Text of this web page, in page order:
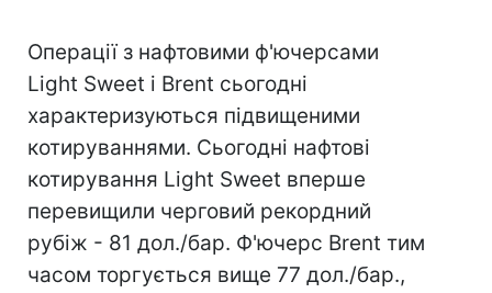
Операції з нафтовими ф'ючерсами
Light Sweet і Brent сьогодні
характеризуються підвищеними
котируваннями. Сьогодні нафтові
котирування Light Sweet вперше
перевищили черговий рекордний
рубіж - 81 дол./бар. Ф'ючерс Brent тим
часом торгується вище 77 дол./бар.,